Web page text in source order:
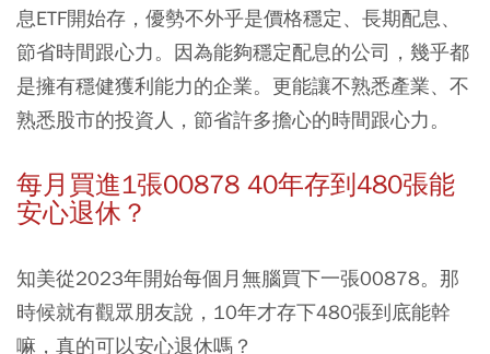
息ETF開始存，優勢不外乎是價格穩定、長期配息、
節省時間跟心力。因為能夠穩定配息的公司，幾乎都
是擁有穩健獲利能力的企業。更能讓不熟悉產業、不
熟悉股市的投資人，節省許多擔心的時間跟心力。
每月買進1張00878 40年存到480張能
安心退休？
知美從2023年開始每個月無腦買下一張00878。那
時候就有觀眾朋友說，10年才存下480張到底能幹
嘛，真的可以安心退休嗎？